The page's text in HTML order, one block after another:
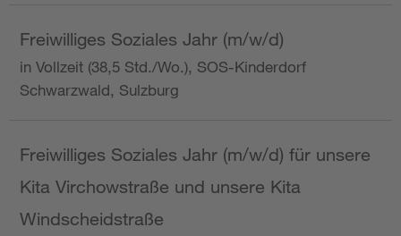
Freiwilliges Soziales Jahr (m/w/d)
in Vollzeit (38,5 Std./Wo.), SOS-Kinderdorf
Schwarzwald, Sulzburg
Freiwilliges Soziales Jahr (m/w/d) für unsere
Kita Virchowstraße und unsere Kita
Windscheidstraße